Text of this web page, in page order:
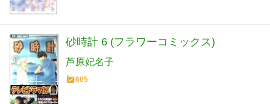
砂時計 6 (フラワーコミックス)
芦原妃名子
605